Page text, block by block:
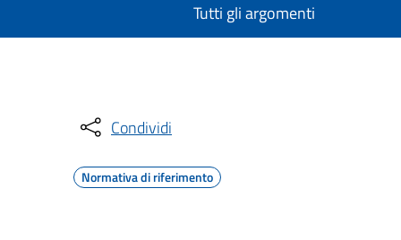
Tutti gli argomenti
Condividi
Normativa di riferimento